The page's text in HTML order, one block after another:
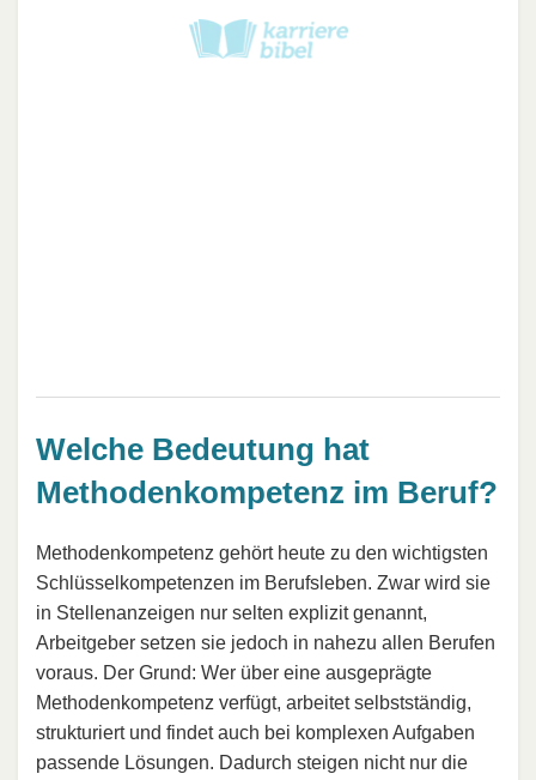
Welche Bedeutung hat
Methodenkompetenz im Beruf?
Methodenkompetenz gehört heute zu den wichtigsten
Schlüsselkompetenzen im Berufsleben. Zwar wird sie
in Stellenanzeigen nur selten explizit genannt,
Arbeitgeber setzen sie jedoch in nahezu allen Berufen
voraus. Der Grund: Wer über eine ausgeprägte
Methodenkompetenz verfügt, arbeitet selbstständig,
strukturiert und findet auch bei komplexen Aufgaben
passende Lösungen. Dadurch steigen nicht nur die